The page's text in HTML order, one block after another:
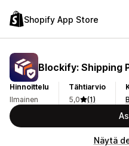
Shopify App Store
Blockify: Shipping
Hinnoittelu
Ilmainen
Tähtiarvio
5,0
(1)
Näytä